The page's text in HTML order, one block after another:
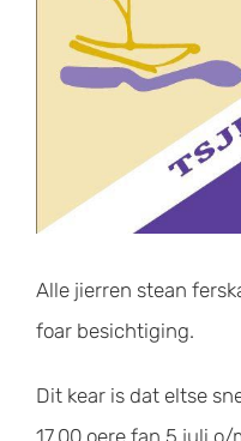
afbeelding
Alle jierren stean
foar besichtiging.
Dit kear is dat eltse